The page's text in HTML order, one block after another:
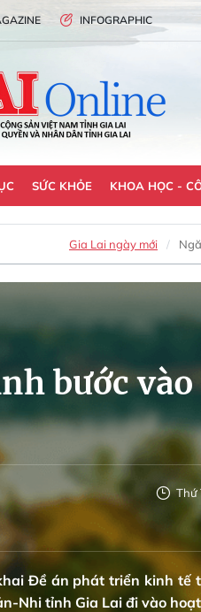
INFOGRAPHIC
SỨC KHỎE KHOA HỌC -
Gia Lai ngày mới
bước
Thứ
Đề án phát triển kinh
Nhi tỉnh Gia Lai đi vào